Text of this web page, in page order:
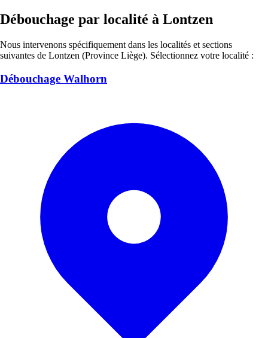
Débouchage par localité à Lontzen
Nous intervenons spécifiquement dans les localités et sections
suivantes de Lontzen (Province Liège). Sélectionnez votre localité :
Débouchage Walhorn